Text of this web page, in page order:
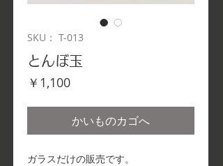
SKU： T-013
とんぼ玉
￥1,100価
かいものカゴへ
ガラスだけの販売です。